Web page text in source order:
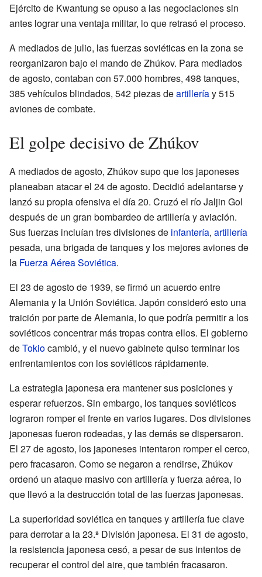
Ejército de Kwantung se opuso a las negociaciones sin
antes lograr una ventaja militar, lo que retrasó el proceso.
A mediados de julio, las fuerzas soviéticas en la zona se
reorganizaron bajo el mando de Zhúkov. Para mediados
de agosto, contaban con 57.000 hombres, 498 tanques,
385 vehículos blindados, 542 piezas deartilleríay 515
aviones de combate.
El golpe decisivo de Zhúkov
A mediados de agosto, Zhúkov supo que los japoneses
planeaban atacar el 24 de agosto. Decidió adelantarse y
lanzó su propia ofensiva el día 20. Cruzó el río Jaljin Gol
después de un gran bombardeo de artillería y aviación.
Sus fuerzas incluían tres divisiones de infantería, artillería
pesada, una brigada de tanques y los mejores aviones de
la Fuerza Aérea Soviética.
El 23 de agosto de 1939, se firmó un acuerdo entre
Alemania y la Unión Soviética. Japón consideró esto una
traición por parte de Alemania, lo que podría permitir a los
soviéticos concentrar más tropas contra ellos. El gobierno
deTokiocambió, y el nuevo gabinete quiso terminar los
enfrentamientos con los soviéticos rápidamente.
La estrategia japonesa era mantener sus posiciones y
esperar refuerzos. Sin embargo, los tanques soviéticos
lograron romper el frente en varios lugares. Dos divisiones
japonesas fueron rodeadas, y las demás se dispersaron.
El 27 de agosto, los japoneses intentaron romper el cerco,
pero fracasaron. Como se negaron a rendirse, Zhúkov
ordenó un ataque masivo con artillería y fuerza aérea, lo
que llevó a la destrucción total de las fuerzas japonesas.
La superioridad soviética en tanques y artillería fue clave
para derrotar a la 23.ª División japonesa. El 31 de agosto,
la resistencia japonesa cesó, a pesar de sus intentos de
recuperar el control del aire, que también fracasaron.